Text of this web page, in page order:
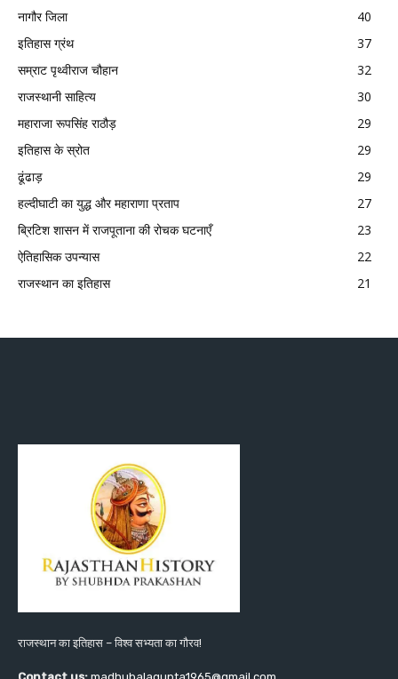
नागौर जिला
40
इतिहास ग्रंथ
37
सम्राट पृथ्वीराज चौहान
32
राजस्थानी साहित्य
30
महाराजा रूपसिंह राठौड़
29
इतिहास के स्रोत
29
ढूंढाड़
29
हल्दीघाटी का युद्ध और महाराणा प्रताप
27
ब्रिटिश शासन में राजपूताना की रोचक घटनाएँ
23
ऐतिहासिक उपन्यास
22
राजस्थान का इतिहास
21
राजस्थान का इतिहास – विश्व सभ्यता का गौरव!